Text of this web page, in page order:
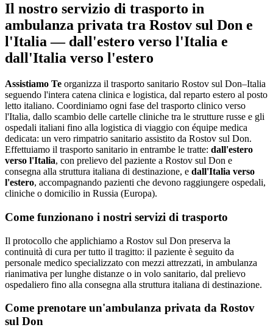
Il nostro servizio di trasporto in
ambulanza privata tra Rostov sul Don e
l'Italia — dall'estero verso l'Italia e
dall'Italia verso l'estero
Assistiamo Te organizza il trasporto sanitario Rostov sul Don–Italia
seguendo l'intera catena clinica e logistica, dal reparto estero al posto
letto italiano. Coordiniamo ogni fase del trasporto clinico verso
l'Italia, dallo scambio delle cartelle cliniche tra le strutture russe e gli
ospedali italiani fino alla logistica di viaggio con équipe medica
dedicata: un vero rimpatrio sanitario assistito da Rostov sul Don.
Effettuiamo il trasporto sanitario in entrambe le tratte: dall'estero
verso l'Italia, con prelievo del paziente a Rostov sul Don e
consegna alla struttura italiana di destinazione, e dall'Italia verso
l'estero, accompagnando pazienti che devono raggiungere ospedali,
cliniche o domicilio in Russia (Europa).
Come funzionano i nostri servizi di trasporto
Il protocollo che applichiamo a Rostov sul Don preserva la
continuità di cura per tutto il tragitto: il paziente è seguito da
personale medico specializzato con mezzi attrezzati, in ambulanza
rianimativa per lunghe distanze o in volo sanitario, dal prelievo
ospedaliero fino alla consegna alla struttura italiana di destinazione.
Come prenotare un'ambulanza privata da Rostov
sul Don